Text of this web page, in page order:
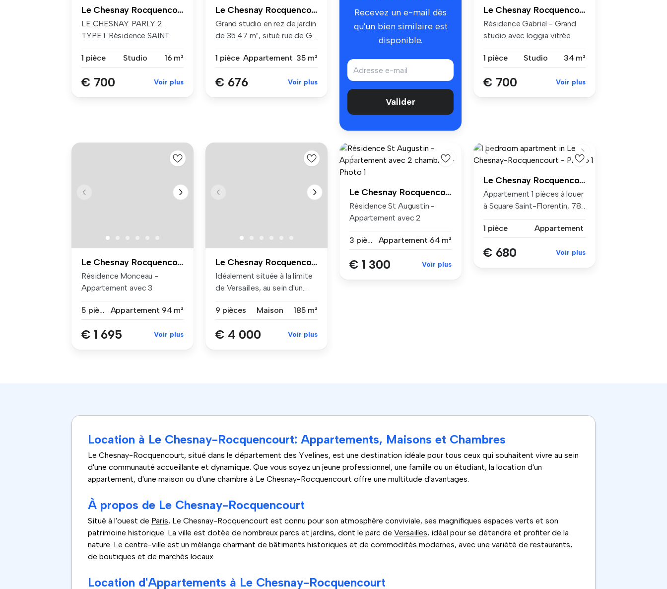
Le Chesnay Rocquencourt
LE CHESNAY. PARLY 2.
TYPE 1. Résidence SAINT
1 pièce
Studio 16 m²
€ 700 Voir plus
Le Chesnay Rocquencourt
Grand studio en rez de jardin
de 35.47 m², situé rue de G...
1 pièce Appartement 35 m²
€ 676 Voir plus
Recevez un e-mail dès
qu'un bien similaire est
disponible.
Valider
Le Chesnay Rocquencourt
Résidence Gabriel - Grand
studio avec loggia vitrée
1 pièce
Studio 34 m²
€ 700 Voir plus
Le Chesnay Rocquencourt
Résidence Monceau -
Appartement avec 3
5 pièces
Appartement 94 m²
€ 1 695 Voir plus
Le Chesnay Rocquencourt
Idéalement située à la limite
de Versailles, au sein d'un...
9 pièces Maison 185 m²
€ 4 000 Voir plus
Le Chesnay Rocquencourt
Résidence St Augustin -
Appartement avec 2
3 pièces
Appartement 64 m²
€ 1 300 Voir plus
Le Chesnay Rocquencourt
Appartement 1 pièces à louer
à Square Saint-Florentin, 78...
1 pièce Appartement
€ 680 Voir plus
Location à Le Chesnay-Rocquencourt: Appartements, Maisons et Chambres
Le Chesnay-Rocquencourt, situé dans le département des Yvelines, est une destination idéale pour tous ceux qui souhaitent vivre au sein
d'une communauté accueillante et dynamique. Que vous soyez un jeune professionnel, une famille ou un étudiant, la location d'un
appartement, d'une maison ou d'une chambre à Le Chesnay-Rocquencourt offre une multitude d'avantages.
À propos de Le Chesnay-Rocquencourt
Situé à l'ouest de Paris, Le Chesnay-Rocquencourt est connu pour son atmosphère conviviale, ses magnifiques espaces verts et son
patrimoine historique. La ville est dotée de nombreux parcs et jardins, dont le parc de Versailles, idéal pour se détendre et profiter de la
nature. Le centre-ville est un mélange charmant de bâtiments historiques et de commodités modernes, avec une variété de restaurants,
de boutiques et de marchés locaux.
Location d'Appartements à Le Chesnay-Rocquencourt